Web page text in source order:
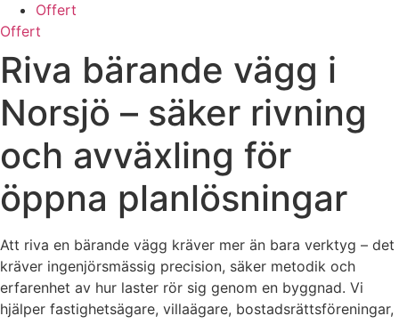
Offert
Offert
Riva bärande vägg i
Norsjö – säker rivning
och avväxling för
öppna planlösningar
Att riva en bärande vägg kräver mer än bara verktyg – det
kräver ingenjörsmässig precision, säker metodik och
erfarenhet av hur laster rör sig genom en byggnad. Vi
hjälper fastighetsägare, villaägare, bostadsrättsföreningar,